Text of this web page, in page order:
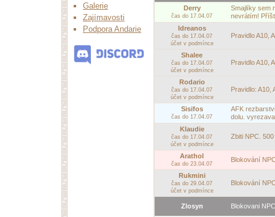
Galerie
Zajímavosti
Podpora Andarie
Derry
čas do 17.04.07
Smajlíky sem
nevrátím!
Idreanos
čas do 17.04.07
účet v podmínce
Pravidlo A10,
Shalee
čas do 17.04.07
účet v podmínce
Pravidlo A10,
Rodario
čas do 17.04.07
účet v podmínce
Pravidlo: A10,
Sisifos
čas do 17.04.07
AFK
dolu.
Klaudie
čas do 17.04.07
účet v podmínce
Zbiti NPC.
Arathol
čas do 23.04.07
Blokování
Rukmini
čas do 29.04.07
účet v podmínce
Blokování
Zlosyn Blokovani